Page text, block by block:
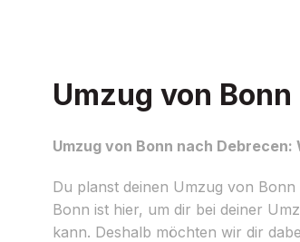
Umzug von
Umzug von Bonn nach
Du planst deinen Umzug von
Bonn ist hier, um dir bei deiner
kann. Deshalb möchten wir dir